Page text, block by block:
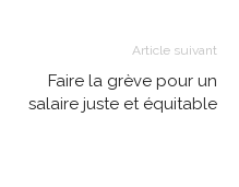
Article suivant
Faire la grève pour un
salaire juste et équitable